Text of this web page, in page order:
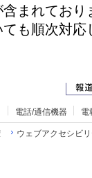
まれており
も順次対応
電話/通信機器 電
ウェブアクセシビ